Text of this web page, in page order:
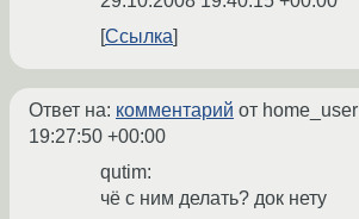
Ссылка
Ответ на: комментарий от home_user
19:27:50 +00:00
qutim:
чё с ним делать? док нету